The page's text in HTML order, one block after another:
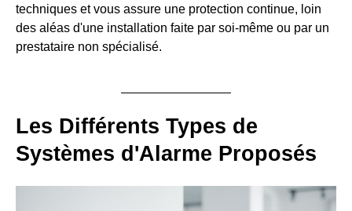
techniques et vous assure une protection continue, loin
des aléas d'une installation faite par soi-même ou par un
prestataire non spécialisé.
Les Différents Types de
Systèmes d'Alarme Proposés